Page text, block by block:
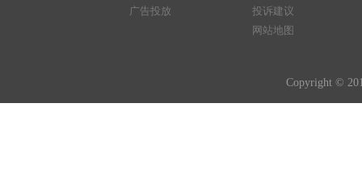
广告投放
投诉建议
网站地图
Copyright ©